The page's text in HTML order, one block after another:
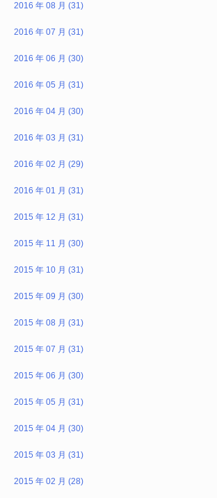
2016 年 08 月 (31)
2016 年 07 月 (31)
2016 年 06 月 (30)
2016 年 05 月 (31)
2016 年 04 月 (30)
2016 年 03 月 (31)
2016 年 02 月 (29)
2016 年 01 月 (31)
2015 年 12 月 (31)
2015 年 11 月 (30)
2015 年 10 月 (31)
2015 年 09 月 (30)
2015 年 08 月 (31)
2015 年 07 月 (31)
2015 年 06 月 (30)
2015 年 05 月 (31)
2015 年 04 月 (30)
2015 年 03 月 (31)
2015 年 02 月 (28)